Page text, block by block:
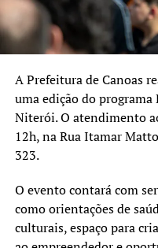
A Prefeitura de Canoas
uma edição do
Niterói. O atendimento
12h, na Rua Itamar
323.
O evento contará com
como orientações de
culturais, espaço para